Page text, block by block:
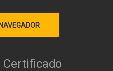
Certificado